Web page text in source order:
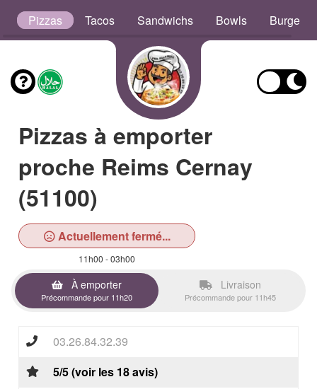
Pizzas Tacos Sandwichs Bowls Burgers
Pizzas à emporter
proche Reims Cernay
(51100)
Actuellement fermé...
11h00 - 03h00
À emporter
Précommande pour 11h20
Livraison
Précommande pour 11h45
03.26.84.32.39
5/5 (voir les 18 avis)